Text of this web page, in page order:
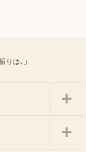
は、」